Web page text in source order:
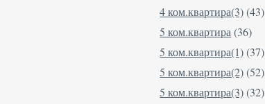
4 ком.квартира(3)(43)
5 ком.квартира (36)
5 ком.квартира(1)(37)
5 ком.квартира(2)(52)
5 ком.квартира(3)(32)